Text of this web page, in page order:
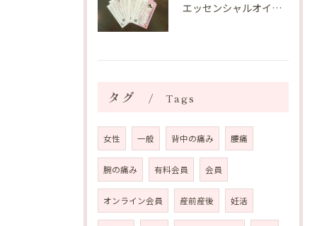
エッセンシャルオイルプレゼントご当選番号発表 2026年8月
タグ Tags
女性 一般 背中の痛み 腰痛
腕の痛み 有料会員 会員
オンライン会員 産前産後 妊活